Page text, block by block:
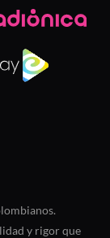
y rigor que